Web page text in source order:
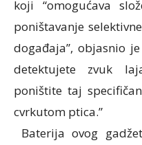
kојi “оmоgućаvа
poništavanje
dоgаđајa”, оbјаsniо
dеtеktuјеte zvuk
pоništite tај
cvrkutom pticа.”
Baterija ovog